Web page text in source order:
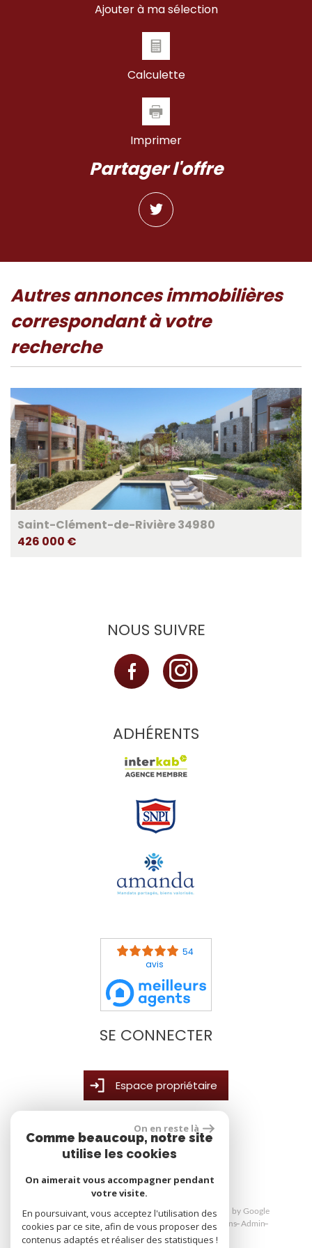
Ajouter à ma sélection
Calculette
Imprimer
partager l'offre
autres annonces immobilières
correspondant à votre
recherche
Saint-Clément-de-Rivière 34980
426 000 €
NOUS SUIVRE
ADHÉRENTS
54
avis
SE CONNECTER
Espace propriétaire
site réalisé par
© 2026 | Tous droits réservés | Traduction powered by Google
Plan du site Mentions légales Nos honoraires Liens Admin
Toutes nos annonces
Politique RGPD
On en reste là
Comme beaucoup, notre site
utilise les cookies
On aimerait vous accompagner pendant
votre visite.
En poursuivant, vous acceptez l'utilisation des
cookies par ce site, afin de vous proposer des
contenus adaptés et réaliser des statistiques !